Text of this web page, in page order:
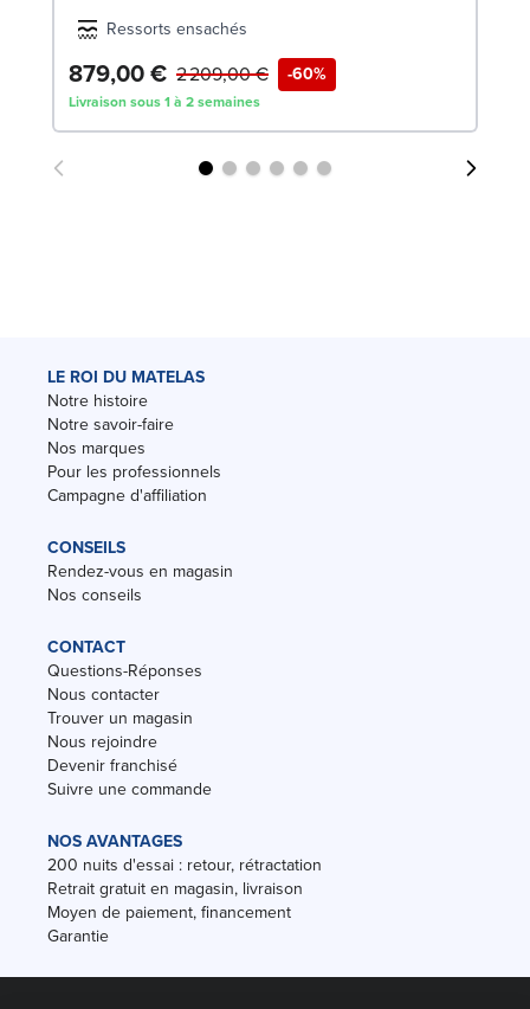
Ressorts ensachés
879,00 € -60%
2 209,00 €
Livraison sous 1 à 2 semaines
LE ROI DU MATELAS
Notre histoire
Notre savoir-faire
Nos marques
Pour les professionnels
Campagne d'affiliation
CONSEILS
Rendez-vous en magasin
Nos conseils
CONTACT
Questions-Réponses
Nous contacter
Trouver un magasin
Nous rejoindre
Devenir franchisé
Suivre une commande
NOS AVANTAGES
200 nuits d'essai : retour, rétractation
Retrait gratuit en magasin, livraison
Moyen de paiement, financement
Garantie